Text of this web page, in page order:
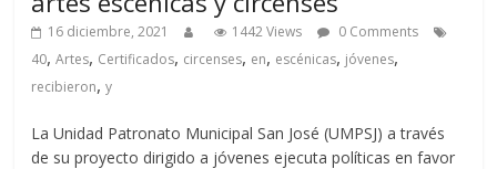
16 diciembre, 2021 1442 Views
0 Comments
40,Artes, Certificados, circenses, en, escénicas, jóvenes,
recibieron,y
La Unidad Patronato Municipal San José (UMPSJ) a través
de su proyecto dirigido a jóvenes ejecuta políticas en favor